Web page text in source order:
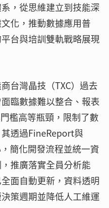
，從思維建立到技能深
化，推動數據應用普
台與培訓雙軌戰略展現
台灣晶技（TXC）過去
臨數據難以整合、報表
檻高等瓶頸，限制了數
透過FineReport與
簡化開發流程並統一資
推廣落實全員分析能
面自動更新，資料透明
策週期並降低人工維運